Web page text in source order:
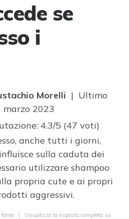
se
i
Morelli | Ultimo
2023
4.3/5 (47 voti)
anche tutti i giorni,
sulla caduta dei
utilizzare shampoo
propria cute e ai propri
aggressivi.
fonte | Visualizza la risposta completa su